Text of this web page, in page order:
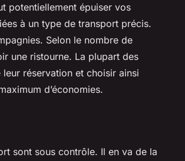
potentiellement épuiser vos
à un type de transport précis.
Selon le nombre de
une ristourne. La plupart des
réservation et choisir ainsi
d’économies.
sont sous contrôle. Il en va de la